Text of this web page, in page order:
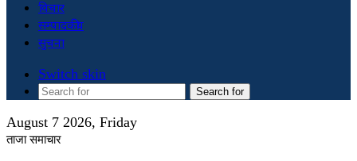
विचार
सम्पादकीय
सुचना
Switch skin
Search for
August 7 2026, Friday
ताजा समाचार